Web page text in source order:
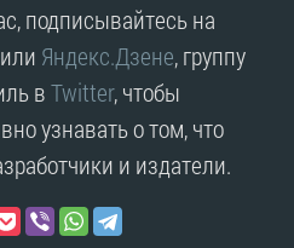
подписывайтесь на
или Яндекс.Дзене, группу
вTwitter, чтобы
узнавать о том, что
и издатели.